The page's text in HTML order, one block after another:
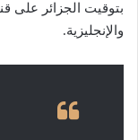
والإنجليزية.